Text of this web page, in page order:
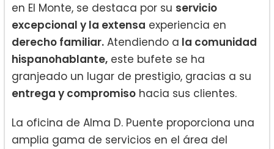
en El Monte, se destaca por su servicio
excepcional y la extensa experiencia en
derecho familiar. Atendiendo a la comunidad
hispanohablante, este bufete se ha
granjeado un lugar de prestigio, gracias a su
entrega y compromiso hacia sus clientes.
La oficina de Alma D. Puente proporciona una
amplia gama de servicios en el área del